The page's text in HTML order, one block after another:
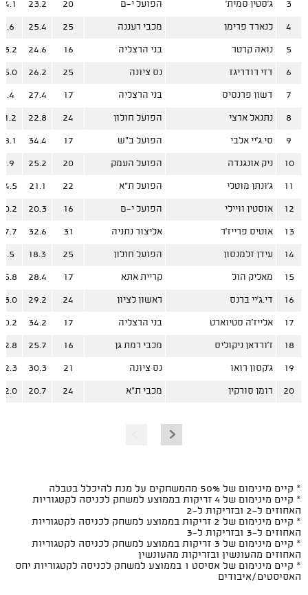
3 ג'סטין סמית' הפועל י-ם 20
23.2
14.1
4 לנארד פרימן מכבי רעננה 25
25.4
9.6
5 נואה קרטר בני הרצליה 16
24.6
6 דזי רודריגז נס ציונה 25
26.2
7 דשון פרנסיס בני הרצליה 17
27.4
9.4
8 נתנאל ארצי הפועל חולון 24
22.8
11.2
9 סי.ג'יי אלבי הפועל ב"ש 17
34.4
18.1
10 ניק אונגנדה הפועל העמק 20
25.2
9.9
11 ג'ונתן מוטלי הפועל ת"א 22
21.1
12 אוסטין וויילי הפועל י-ם 16
20.3
13 אוטיס פרייז'ר אליצור נתניה 31
32.6
14 עידן זלמנסון הפועל חולון 25
18.3
8.5
15 מאליק הול קריית אתא 17
28.4
16 די.ג'יי ברנס ראשון לציון 24
29.2
17 אלייז'ה סטיוארט בני הרצליה 17
34.2
18 ז'ורדאן ניקוליס מכבי רמת גן 16
25.7
19 ג'קסון רואו נס ציונה 21
30.3
20 רומן סורקין מכבי ת"א 24
20.7
* קיים מינימום של 50% מהמשחקים על מנת להיכלל בטבלה
* קיים מינימום של 4 זריקות בממוצע למשחק לכניסה לקטגוריות
האחוזים ל-2 ובזריקות ל-2
* קיים מינימום של 2 זריקות בממוצע למשחק לכניסה לקטגוריות
האחוזים ל-3 ובזריקות ל-3
* קיים מינימום של 3 זריקות בממוצע למשחק לכניסה לקטגוריות
האחוזים מהעונשין ובזריקות מהעונשין
* קיים מינימום של אסיסט 1 בממוצע למשחק לכניסה לקטגוריות יחס
האסיסטים/איבודים